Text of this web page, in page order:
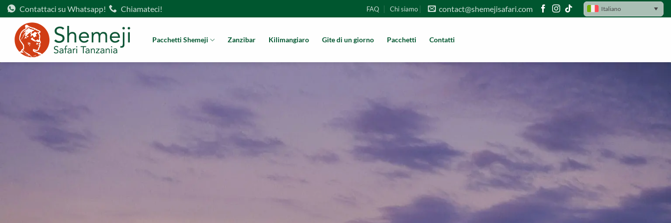
Salta
ai
contenuti
Contattaci su Whatsapp! Chiamateci! FAQ Chi siamo contact@shemejisafari.com Italiano
Pacchetti Shemeji Zanzibar Kilimangiaro Gite di un giorno Pacchetti Contatti